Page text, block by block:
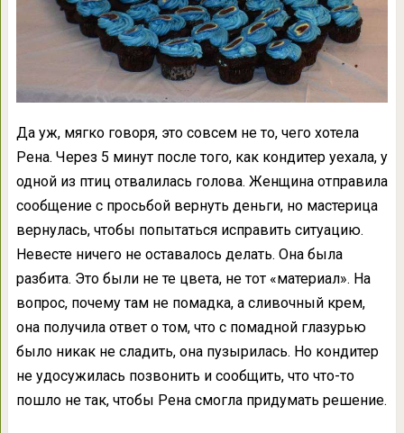
Да уж, мягко говоря, это совсем не то, чего хотела
Рена. Через 5 минут после того, как кондитер уехала, у
одной из птиц отвалилась голова. Женщина отправила
сообщение с просьбой вернуть деньги, но мастерица
вернулась, чтобы попытаться исправить ситуацию.
Невесте ничего не оставалось делать. Она была
разбита. Это были не те цвета, не тот «материал». На
вопрос, почему там не помадка, а сливочный крем,
она получила ответ о том, что с помадной глазурью
было никак не сладить, она пузырилась. Но кондитер
не удосужилась позвонить и сообщить, что что-то
пошло не так, чтобы Рена смогла придумать решение.